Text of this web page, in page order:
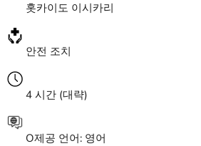
홋카이도 이시카리
안전 조치
4 시간 (대략)
O제공 언어: 영어